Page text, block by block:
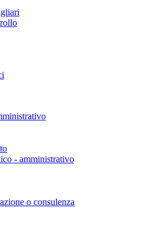
- amministrativo
o consulenza